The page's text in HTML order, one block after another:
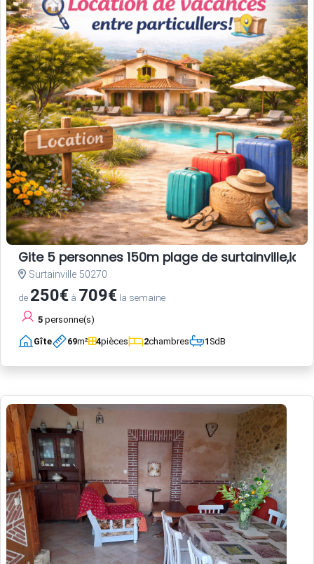
Gite 5 personnes 150m plage de
Surtainville 50270
de 250€ à 709€ la semaine
5 personne(s)
Gîte 69m² 4pièces 2chambres 1SdB